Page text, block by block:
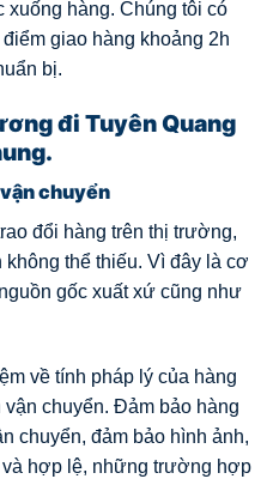
hàng. Chúng tôi có
giao hàng khoảng 2h
bị.
đi Tuyên Quang
chuyển
đổi hàng trên thị trường,
thể thiếu. Vì đây là cơ
gốc xuất xứ cũng như
về tính pháp lý của hàng
vận chuyển. Đảm bảo hàng
chuyển, đảm bảo hình ảnh,
hợp lệ, những trường hợp